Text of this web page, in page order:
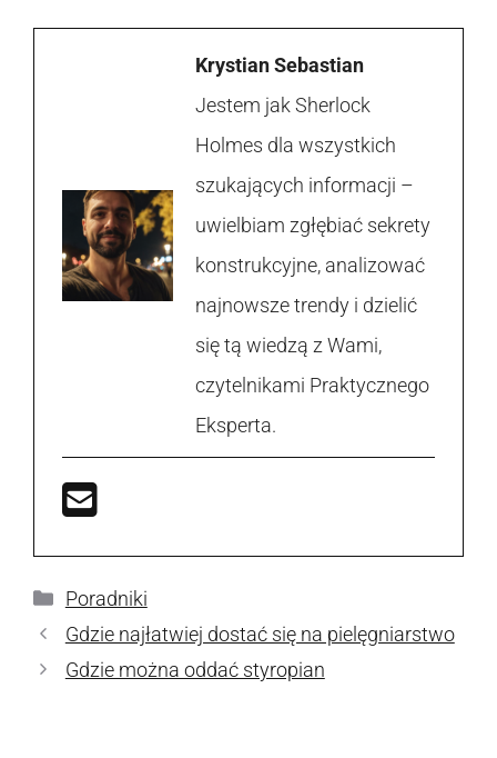
Krystian Sebastian
Jestem jak Sherlock
Holmes dla wszystkich
szukających informacji –
uwielbiam zgłębiać sekrety
konstrukcyjne, analizować
najnowsze trendy i dzielić
się tą wiedzą z Wami,
czytelnikami Praktycznego
Eksperta.
Kategorie
Poradniki
Gdzie najłatwiej dostać się na pielęgniarstwo
Gdzie można oddać styropian